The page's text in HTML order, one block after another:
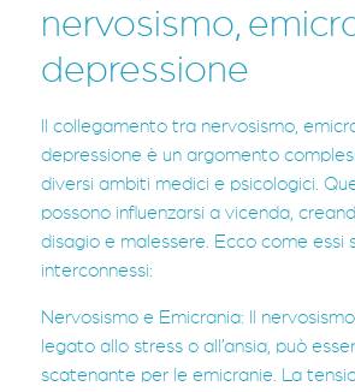
nervosismo,
depressione
Il collegamento tra nervosismo,
depressione è un argomento
diversi ambiti medici e psicologici.
possono influenzarsi a vicenda,
disagio e malessere. Ecco come essi
interconnessi:
Nervosismo e Emicrania: Il
legato allo stress o all’ansia, può
scatenante per le emicranie. La